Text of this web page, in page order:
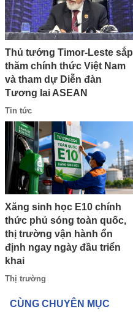
Thủ tướng Timor-Leste sắp
thăm chính thức Việt Nam
và tham dự Diễn đàn
Tương lai ASEAN
Tin tức
Xăng sinh học E10 chính
thức phủ sóng toàn quốc,
thị trường vận hành ổn
định ngay ngày đầu triển
khai
Thị trường
CÙNG CHUYÊN MỤC